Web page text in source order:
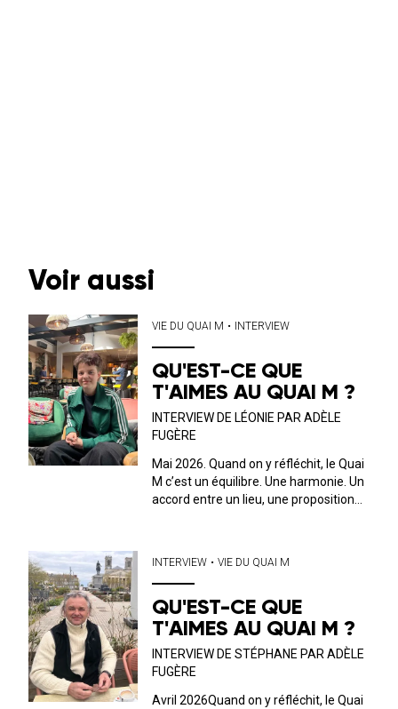
Voir aussi
VIE DU QUAI M • INTERVIEW
QU'EST-CE QUE
T'AIMES AU QUAI M ?
INTERVIEW DE LÉONIE PAR ADÈLE
FUGÈRE
Mai 2026. Quand on y réfléchit, le Quai
M c’est un équilibre. Une harmonie. Un
accord entre un lieu, une proposition
discute avec l’...
INTERVIEW • VIE DU QUAI M
QU'EST-CE QUE
T'AIMES AU QUAI M ?
INTERVIEW DE STÉPHANE PAR ADÈLE
FUGÈRE
Avril 2026Quand on y réfléchit, le Quai